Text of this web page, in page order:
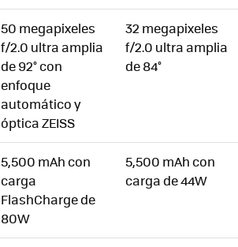
50 megapixeles
f/2.0 ultra amplia
de 92° con
enfoque
automático y
óptica ZEISS
32 megapixeles
f/2.0 ultra amplia
de 84°
5,500 mAh con
carga
FlashCharge de
80W
5,500 mAh con
carga de 44W